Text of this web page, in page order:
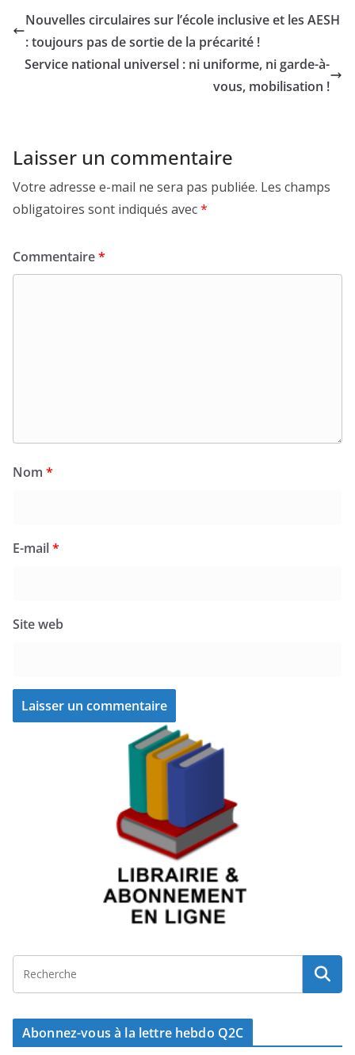
Nouvelles circulaires sur l’école inclusive et les AESH
: toujours pas de sortie de la précarité !
Service national universel : ni uniforme, ni garde-à-
vous, mobilisation !
Laisser un commentaire
Votre adresse e-mail ne sera pas publiée. Les champs
obligatoires sont indiqués avec*
Commentaire*
Nom *
E-mail*
Site web
Abonnez-vous à la lettre hebdo Q2C